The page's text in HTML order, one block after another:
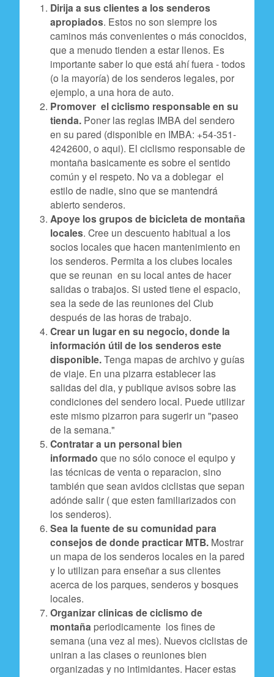
Dirija a sus clientes a los senderos
apropiados. Estos no son siempre los
caminos más convenientes o más conocidos,
que a menudo tienden a estar llenos. Es
importante saber lo que está ahí fuera - todos
(o la mayoría) de los senderos legales, por
ejemplo, a una hora de auto.
Promover el ciclismo responsable en su
tienda. Poner las reglas IMBA del sendero
en su pared (disponible en IMBA: +54-351-
4242600, o aqui). El ciclismo responsable de
montaña basicamente es sobre el sentido
común y el respeto. No va a doblegar el
estilo de nadie, sino que se mantendrá
abierto senderos.
Apoye los grupos de bicicleta de montaña
locales. Cree un descuento habitual a los
socios locales que hacen mantenimiento en
los senderos. Permita a los clubes locales
que se reunan en su local antes de hacer
salidas o trabajos. Si usted tiene el espacio,
sea la sede de las reuniones del Club
después de las horas de trabajo.
Crear un lugar en su negocio, donde la
información útil de los senderos este
disponible.Tenga mapas de archivo y guías
de viaje. En una pizarra establecer las
salidas del dia, y publique avisos sobre las
condiciones del sendero local. Puede utilizar
este mismo pizarron para sugerir un "paseo
de la semana."
Contratar a un personal bien
informado que no sólo conoce el equipo y
las técnicas de venta o reparacion, sino
también que sean avidos ciclistas que sepan
adónde salir ( que esten familiarizados con
los senderos).
Sea la fuente de su comunidad para
consejos de donde practicar MTB. Mostrar
un mapa de los senderos locales en la pared
y lo utilizan para enseñar a sus clientes
acerca de los parques, senderos y bosques
locales.
Organizar clinicas de ciclismo de
montaña periodicamente los fines de
semana (una vez al mes). Nuevos ciclistas de
uniran a las clases o reuniones bien
organizadas y no intimidantes. Hacer estas